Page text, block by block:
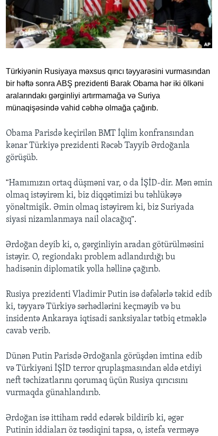
BIZI IZLƏYIN
Dillər
Türkiyənin Rusiyaya məxsus qırıcı təyyarəsini vurmasından
bir həftə sonra ABŞ prezidenti Barak Obama hər iki ölkəni
aralarındakı gərginliyi artırmamağa və Suriya
münaqişəsində vahid cəbhə olmağa çağırıb.
Obama Parisdə keçirilən BMT İqlim konfransından
kənar Türkiyə prezidenti Rəcəb Tayyib Ərdoğanla
görüşüb.
"Hamımızın ortaq düşməni var, o da İŞİD-dir. Mən əmin
olmaq istəyirəm ki, biz diqqətimizi bu təhlükəyə
yönəltmişik. Əmin olmaq istəyirəm ki, biz Suriyada
siyasi nizamlanmaya nail olacağıq".
Ərdoğan deyib ki, o, gərginliyin aradan götürülməsini
istəyir. O, regiondakı problem adlandırdığı bu
hadisənin diplomatik yolla həllinə çağırıb.
Rusiya prezidenti Vladimir Putin isə dəfələrlə təkid edib
ki, təyyarə Türkiyə sərhədlərini keçməyib və bu
insidentə Ankaraya iqtisadi sanksiyalar tətbiq etməklə
cavab verib.
Dünən Putin Parisdə Ərdoğanla görüşdən imtina edib
və Türkiyəni İŞİD terror qruplaşmasından əldə etdiyi
neft təchizatlarını qorumaq üçün Rusiya qırıcısını
vurmaqda günahlandırıb.
Ərdoğan isə ittiham rədd edərək bildirib ki, əgər
Putinin iddiaları öz təsdiqini tapsa, o, istefa verməyə